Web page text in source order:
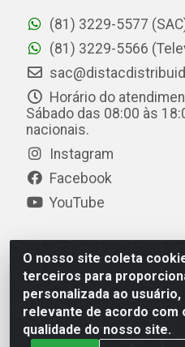
O nosso site coleta
terceiros para
personalizada ao
relevante de acordo com
qualidade do nosso site.
(81) 3229-5577
(81) 3229-5566
Horário do
Sábado das 08:00 às
nacionais.
Instagram
Facebook
YouTube
Distac Distribuidora - Av.
- Jardim Petrópolis -